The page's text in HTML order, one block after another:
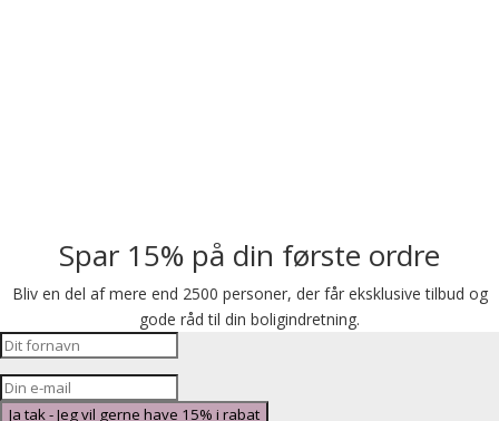
Spar 15% på din første ordre
Bliv en del af mere end 2500 personer, der får eksklusive tilbud og
gode råd til din boligindretning.
Ja tak - Jeg vil gerne have 15% i rabat